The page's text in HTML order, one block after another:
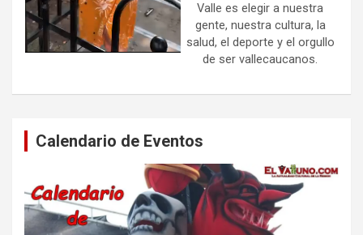
Valle es elegir a nuestra
gente, nuestra cultura, la
salud, el deporte y el orgullo
de ser vallecaucanos.
Calendario de Eventos